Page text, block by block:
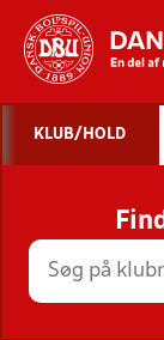
KLUB/HOLD